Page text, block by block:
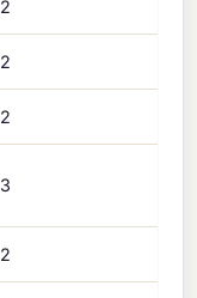
2
2
2
3
2